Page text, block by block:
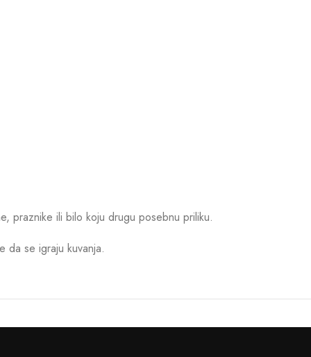
praznike ili bilo koju drugu posebnu priliku.
da se igraju kuvanja.